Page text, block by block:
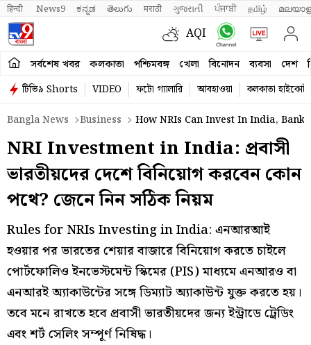
हिन्दी News9 ಕನ್ನಡ తెలుగు मराठी ગુજરાતી ਪੰਜਾਬੀ தமிழ்
AQI
সর্বশেষ খবর কলকাতা পশ্চিমবঙ্গ খেলা বিনোদন ব্যবসা দেশ
টিভি৯ Shorts VIDEO ফটো গ্যালারি আবহাওয়া
কলকাতা হাইকোর্ট
Bangla News
Business How NRIs Can Invest In India,
NRI Investment in India: প্রবাসী
ভারতীয়দের দেশে বিনিয়োগ করবেন কোন
পথে? জেনে নিন সঠিক নিয়ম
Rules for NRIs Investing in India: এনআরআই
হওয়ার পর ভারতের শেয়ার বাজারে বিনিয়োগ করতে চাইলে
পোর্টফোলিও ইনভেস্টমেন্ট স্কিমের (PIS) মাধ্যমে এনআরও বা
এনআরই অ্যাকাউন্টের সঙ্গে ডিম্যাট অ্যাকাউন্ট যুক্ত করতে হয়।
তবে মনে রাখতে হবে প্রবাসী ভারতীয়দের জন্য ইন্ট্রাডে ট্রেডিং
এবং শর্ট সেলিং সম্পূর্ণ নিষিদ্ধ।